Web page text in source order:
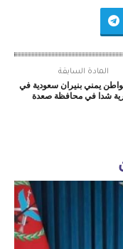
المادة السابقة
يمني بنيران سعودية في
شدا في محافظة صعدة